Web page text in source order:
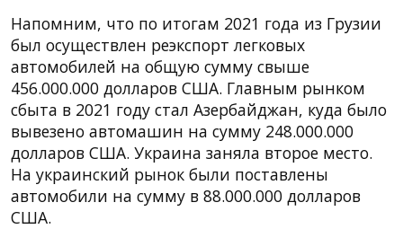
Напомним, что по итогам 2021 года из Грузии
был осуществлен реэкспорт легковых
автомобилей на общую сумму свыше
456.000.000 долларов США. Главным рынком
сбыта в 2021 году стал Азербайджан, куда было
вывезено автомашин на сумму 248.000.000
долларов США. Украина заняла второе место.
На украинский рынок были поставлены
автомобили на сумму в 88.000.000 долларов
США.